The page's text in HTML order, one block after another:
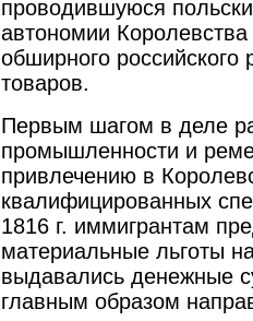
проводившуюся
автономии
обширного
товаров.
Первым шагом в деле
промышленности и
привлечению в
квалифицированных
1816 г. иммигрантам
материальные льготы
выдавались денежные
главным образом